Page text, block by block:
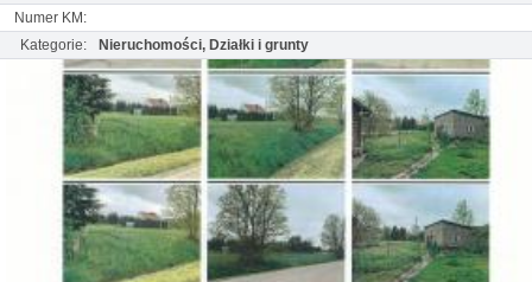
Numer KM:
Kategorie:
Nieruchomości, Działki i grunty